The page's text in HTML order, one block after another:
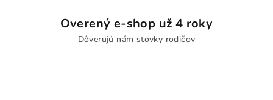
Overený e-shop už 4 roky
Dôverujú nám stovky rodičov